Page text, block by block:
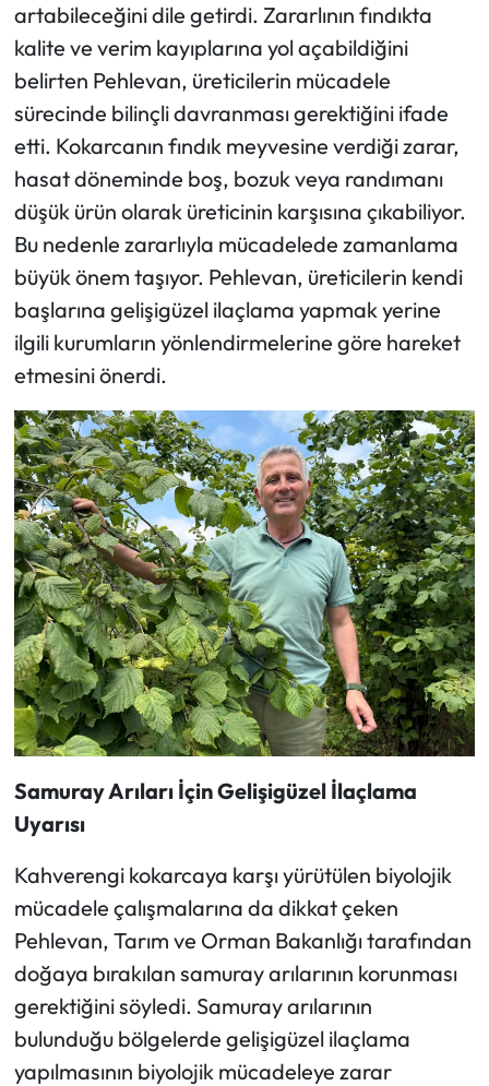
artabileceğini dile getirdi. Zararlının fındıkta
kalite ve verim kayıplarına yol açabildiğini
belirten Pehlevan, üreticilerin mücadele
sürecinde bilinçli davranması gerektiğini ifade
etti. Kokarcanın fındık meyvesine verdiği zarar,
hasat döneminde boş, bozuk veya randımanı
düşük ürün olarak üreticinin karşısına çıkabiliyor.
Bu nedenle zararlıyla mücadelede zamanlama
büyük önem taşıyor. Pehlevan, üreticilerin kendi
başlarına gelişigüzel ilaçlama yapmak yerine
ilgili kurumların yönlendirmelerine göre hareket
etmesini önerdi.
Samuray Arıları İçin Gelişigüzel İlaçlama
Uyarısı
Kahverengi kokarcaya karşı yürütülen biyolojik
mücadele çalışmalarına da dikkat çeken
Pehlevan, Tarım ve Orman Bakanlığı tarafından
doğaya bırakılan samuray arılarının korunması
gerektiğini söyledi. Samuray arılarının
bulunduğu bölgelerde gelişigüzel ilaçlama
yapılmasının biyolojik mücadeleye zarar